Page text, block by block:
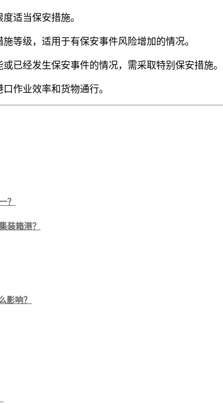
适当保安措施。
等级，适用于有保安事件风险增加的情况。
已经发生保安事件的情况，需采取特别保安措施。
作业效率和货物通行。
？
装箱港？
影响？